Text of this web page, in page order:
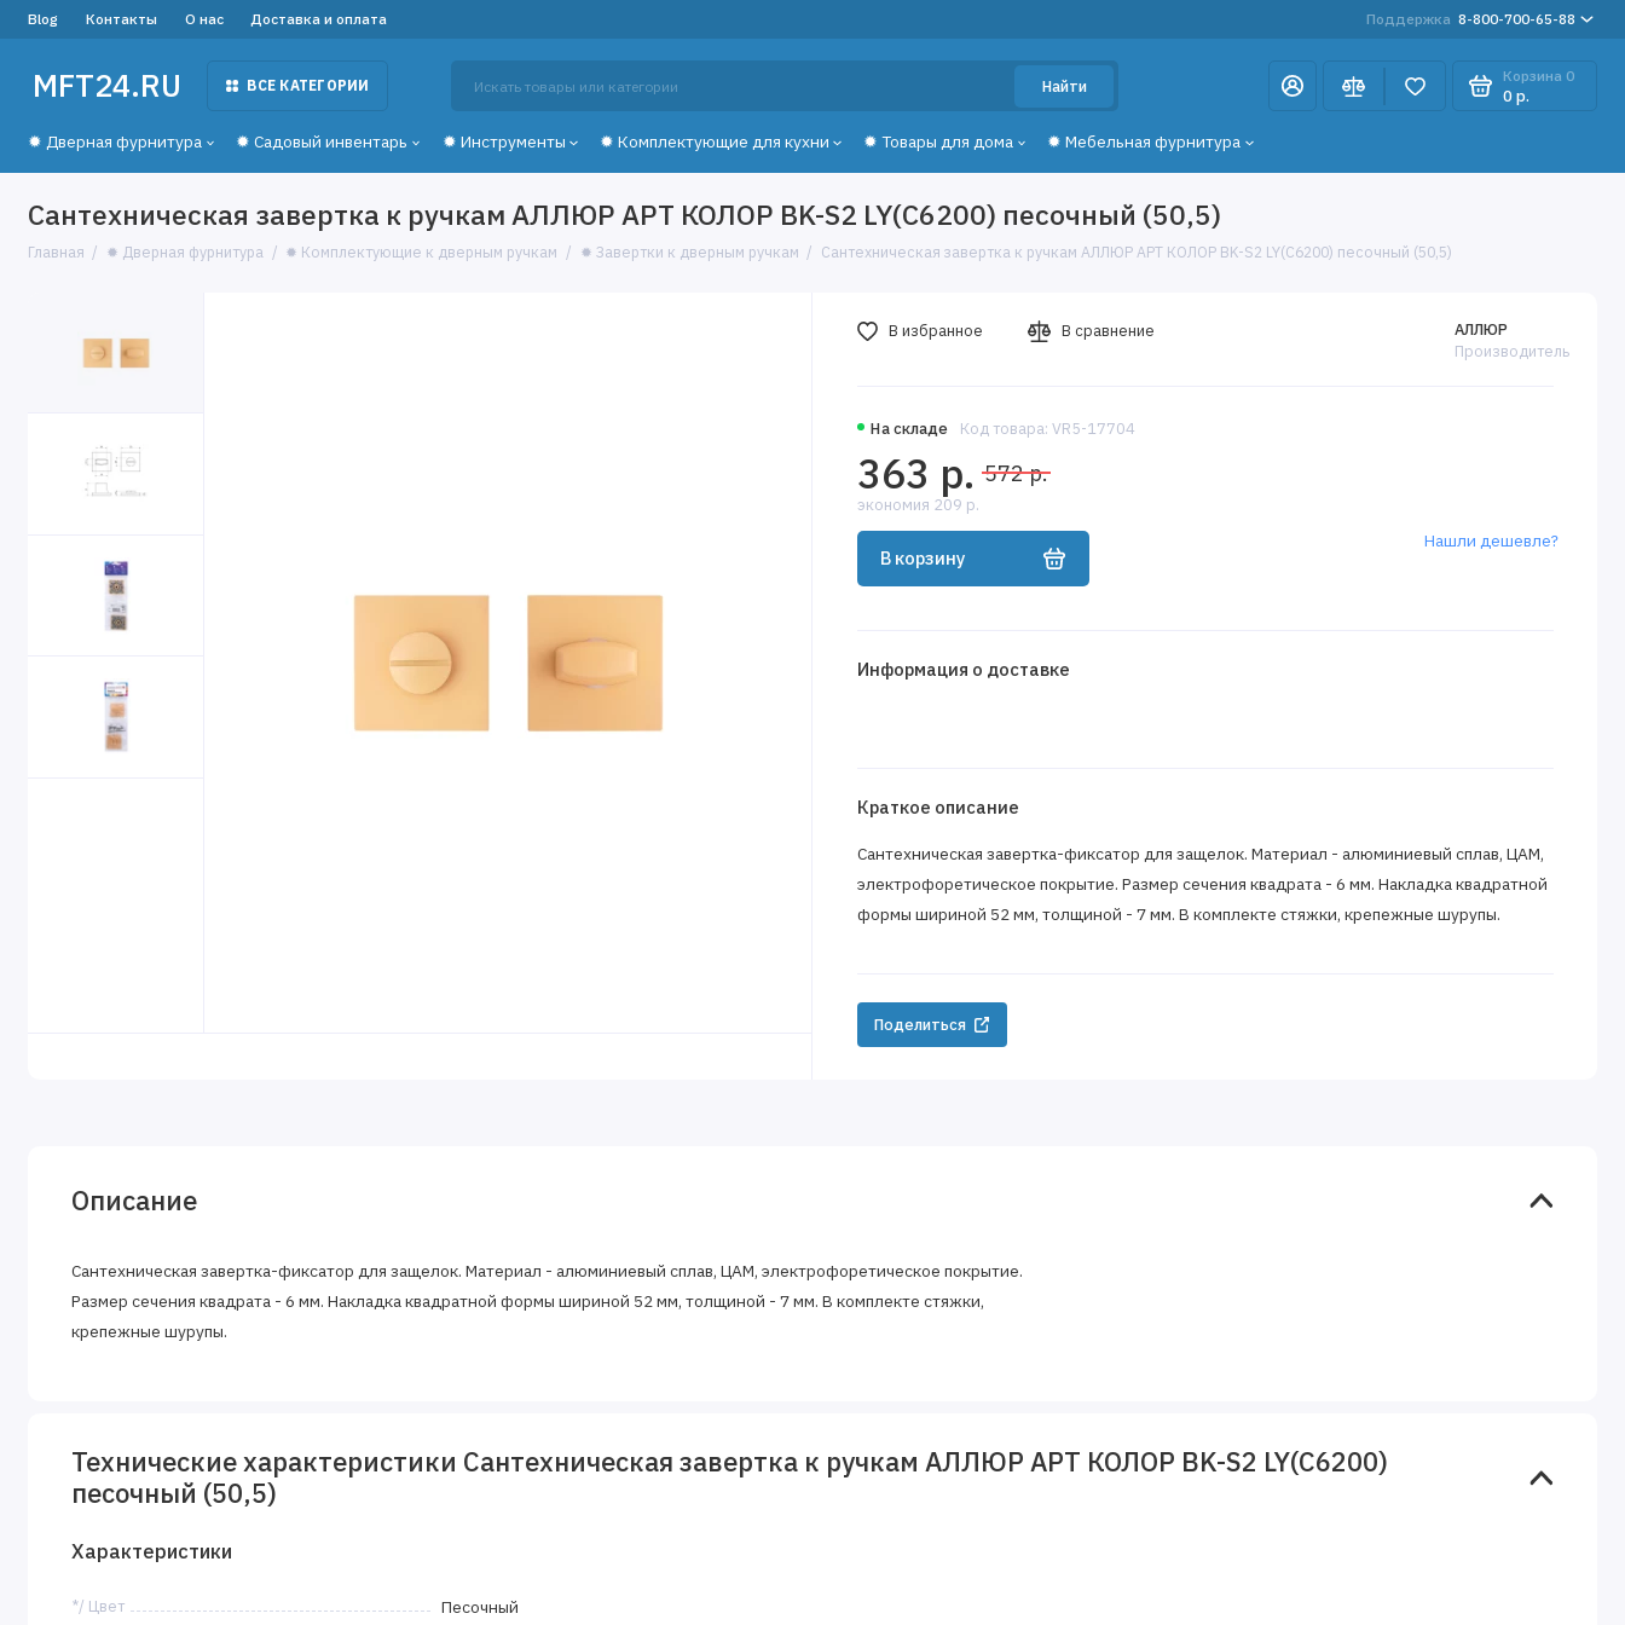
Blog Контакты О нас Доставка и оплата Поддержка 8-800-700-65-88
MFT24.RU ВСЕ КАТЕГОРИИ Найти
Корзина 0
0 р.
✹ Дверная фурнитура ✹ Садовый инвентарь ✹ Инструменты ✹ Комплектующие для кухни ✹ Товары для дома ✹ Мебельная фурнитура
Сантехническая завертка к ручкам АЛЛЮР АРТ КОЛОР BK-S2 LY(C6200) песочный (50,5)
Главная ✹ Дверная фурнитура ✹ Комплектующие к дверным ручкам ✹ Завертки к дверным ручкам Сантехническая завертка к ручкам АЛЛЮР АРТ КОЛОР BK-S2 LY(C6200) песочный (50,5)
На складе Код товара: VR5-17704
АЛЛЮР
Производитель
363 р. 572 р.
экономия 209 р.
В корзину
Нашли дешевле?
В избранное В сравнение
Информация о доставке
Краткое описание
Сантехническая завертка-фиксатор для защелок. Материал - алюминиевый сплав, ЦАМ,
электрофоретическое покрытие. Размер сечения квадрата - 6 мм. Накладка квадратной
формы шириной 52 мм, толщиной - 7 мм. В комплекте стяжки, крепежные шурупы.
Поделиться
Описание
Сантехническая завертка-фиксатор для защелок. Материал - алюминиевый сплав, ЦАМ, электрофоретическое покрытие.
Размер сечения квадрата - 6 мм. Накладка квадратной формы шириной 52 мм, толщиной - 7 мм. В комплекте стяжки,
крепежные шурупы.
Технические характеристики Сантехническая завертка к ручкам АЛЛЮР АРТ КОЛОР BK-S2 LY(C6200)
песочный (50,5)
Характеристики
*/ Цвет Песочный